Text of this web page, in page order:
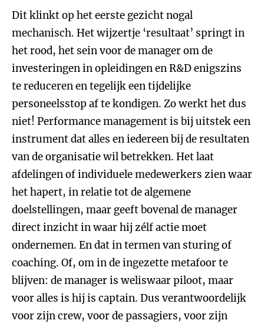
Dit klinkt op het eerste gezicht nogal
mechanisch. Het wijzertje ‘resultaat’ springt in
het rood, het sein voor de manager om de
investeringen in opleidingen en R&D enigszins
te reduceren en tegelijk een tijdelijke
personeelsstop af te kondigen. Zo werkt het dus
niet! Performance management is bij uitstek een
instrument dat alles en iedereen bij de resultaten
van de organisatie wil betrekken. Het laat
afdelingen of individuele medewerkers zien waar
het hapert, in relatie tot de algemene
doelstellingen, maar geeft bovenal de manager
direct inzicht in waar hij zélf actie moet
ondernemen. En dat in termen van sturing of
coaching. Of, om in de ingezette metafoor te
blijven: de manager is weliswaar piloot, maar
voor alles is hij is captain. Dus verantwoordelijk
voor zijn crew, voor de passagiers, voor zijn